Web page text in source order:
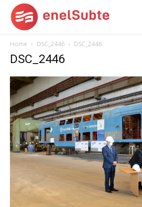
Home DSC_2446 DSC_2446
DSC_2446